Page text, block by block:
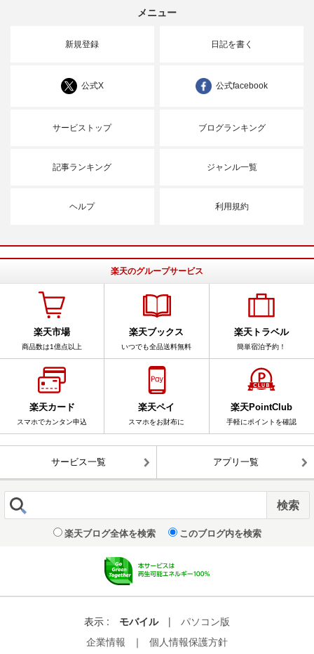
メニュー
新規登録 日記を書く
公式X 公式facebook
サービストップ ブログランキング
記事ランキング ジャンル一覧
ヘルプ 利用規約
楽天のグループサービス
楽天市場
商品数は1億点以上
楽天ブックス
いつでも全品送料無料
楽天トラベル
簡単宿泊予約！
楽天カード
スマホでカンタン申込
楽天ペイ
スマホをお財布に
楽天PointClub
手軽にポイントを確認
サービス一覧 アプリ一覧
楽天ブログ全体を検索 このブログ内を検索
表示 : モバイル |
パソコン版
企業情報
｜ 個人情報保護方針